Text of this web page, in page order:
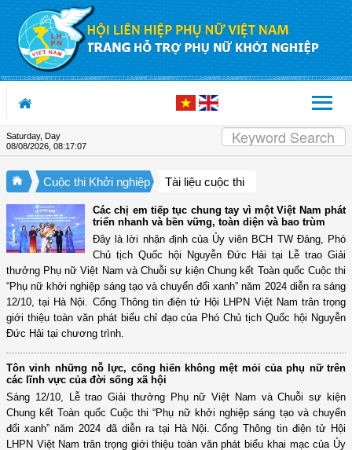
Skip to Content
Saturday, Day
08/08/2026 08:17:08
Cuộc thi Khởi nghiệp Tài liệu cuộc thi
Các chị em tiếp tục chung tay vì một Việt Nam phát
triển nhanh và bền vững, toàn diện và bao trùm
Đây là lời nhận định của Ủy viên BCH TW Đảng, Phó
Chủ tịch Quốc hội Nguyễn Đức Hải tại Lễ trao Giải
thưởng Phụ nữ Việt Nam và Chuỗi sự kiện Chung kết Toàn quốc Cuộc thi
“Phụ nữ khởi nghiệp sáng tạo và chuyển đổi xanh” năm 2024 diễn ra sáng
12/10, tại Hà Nội. Cổng Thông tin điện tử Hội LHPN Việt Nam trân trọng
giới thiệu toàn văn phát biểu chỉ đạo của Phó Chủ tịch Quốc hội Nguyễn
Đức Hải tại chương trình.
Tôn vinh những nỗ lực, cống hiến không mệt mỏi của phụ nữ trên
các lĩnh vực của đời sống xã hội
Sáng 12/10, Lễ trao Giải thưởng Phụ nữ Việt Nam và Chuỗi sự kiện
Chung kết Toàn quốc Cuộc thi “Phụ nữ khởi nghiệp sáng tạo và chuyển
đổi xanh” năm 2024 đã diễn ra tại Hà Nội. Cổng Thông tin điện tử Hội
LHPN Việt Nam trân trọng giới thiệu toàn văn phát biểu khai mạc của Ủy